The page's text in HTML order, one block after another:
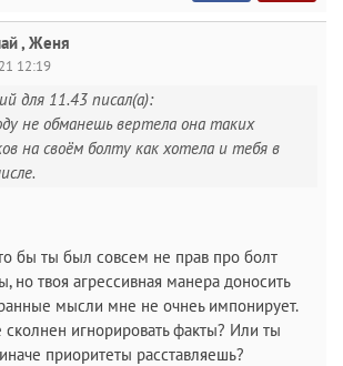
, Женя
12:19
для 11.43 писал(а):
не обманешь вертела она таких
на своём болту как хотела и тебя в
бы ты был совсем не прав про болт
но твоя агрессивная манера доносить
мысли мне не очнеь импонирует.
сколнен игнорировать факты? Или ты
приоритеты расставляешь?